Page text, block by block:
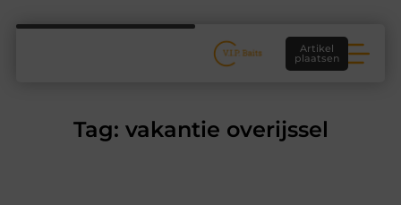
Artikel
plaatsen
Tag: vakantie overijssel